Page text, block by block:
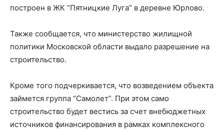
построен в ЖК “Пятницкие Луга” в деревне Юрлово.
Также сообщается, что министерство жилищной
политики Московской области выдало разрешение на
строительство.
Кроме того подчеркивается, что возведением объекта
займется группа “Самолет”. При этом само
строительство будет вестись за счет внебюджетных
источников финансирования в рамках комплексного